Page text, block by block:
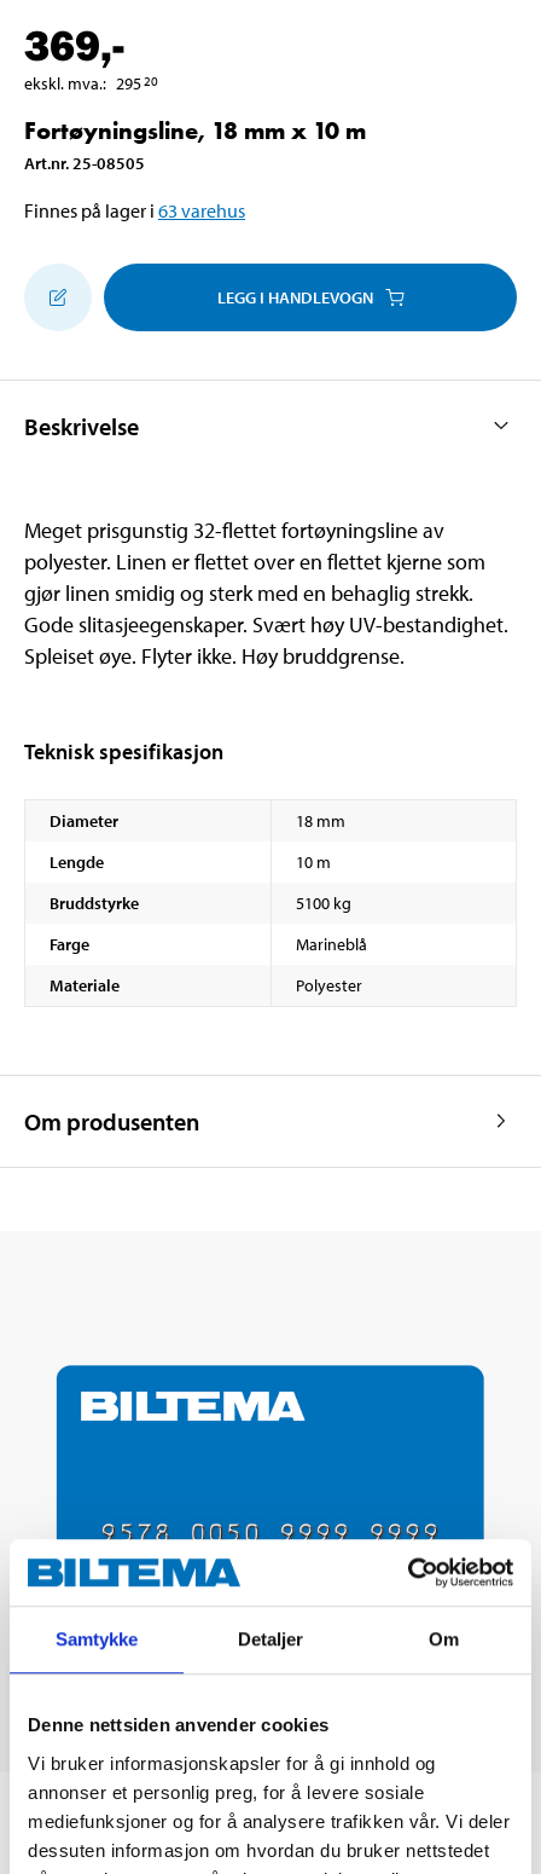
Samtykke Detaljer Om
Denne nettsiden anvender cookies
Vi bruker informasjonskapsler for å gi innhold og
annonser et personlig preg, for å levere sosiale
mediefunksjoner og for å analysere trafikken vår. Vi deler
dessuten informasjon om hvordan du bruker nettstedet
369,-
ekskl. mva.: 29520
Fortøyningsline, 18 mm x 10 m
Art.nr. 25-08505
Finnes på lager i 63 varehus
LEGG I HANDLEVOGN
Beskrivelse
Meget prisgunstig 32-flettet fortøyningsline av
polyester. Linen er flettet over en flettet kjerne som
gjør linen smidig og sterk med en behaglig strekk.
Gode slitasjeegenskaper. Svært høy UV-bestandighet.
Spleiset øye. Flyter ikke. Høy bruddgrense.
Teknisk spesifikasjon
Diameter
18 mm
Lengde
10 m
Bruddstyrke
5100 kg
Farge
Marineblå
Materiale
Polyester
Om produsenten
Biltemakortet